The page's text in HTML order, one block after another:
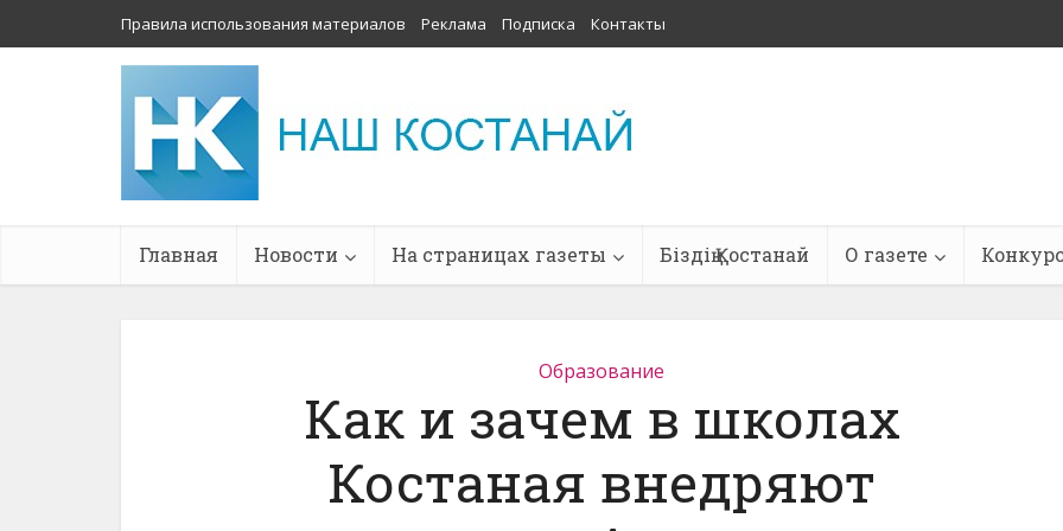
Правила использования материалов Реклама Подписка Контакты
Главная Новости На страницах газеты Біздің Қостанай О газете
Образование
Как и зачем в школах
Костаная внедряют